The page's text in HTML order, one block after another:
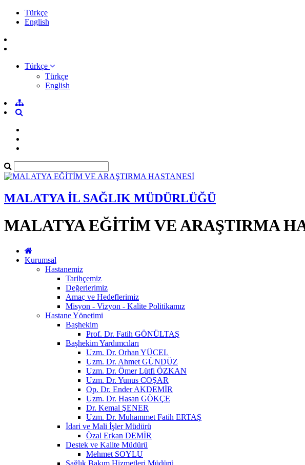
Türkçe
English
Türkçe
Türkçe
English
MALATYA İL SAĞLIK MÜDÜRLÜĞÜ
MALATYA EĞİTİM VE ARAŞTIRMA
Kurumsal
Hastanemiz
Tarihçemiz
Değerlerimiz
Amaç ve Hedeflerimiz
Misyon - Vizyon - Kalite Politikamız
Hastane Yönetimi
Başhekim
Prof. Dr. Fatih GÖNÜLTAŞ
Başhekim Yardımcıları
Uzm. Dr. Orhan YÜCEL
Uzm. Dr. Ahmet GÜNDÜZ
Uzm. Dr. Ömer Lütfi ÖZKAN
Uzm. Dr. Yunus COŞAR
Op. Dr. Ender AKDEMİR
Uzm. Dr. Hasan GÖKÇE
Dr. Kemal ŞENER
Uzm. Dr. Muhammet Fatih ERTAŞ
İdari ve Mali İşler Müdürü
Özal Erkan DEMİR
Destek ve Kalite Müdürü
Mehmet SOYLU
Sağlık Bakım Hizmetleri Müdürü